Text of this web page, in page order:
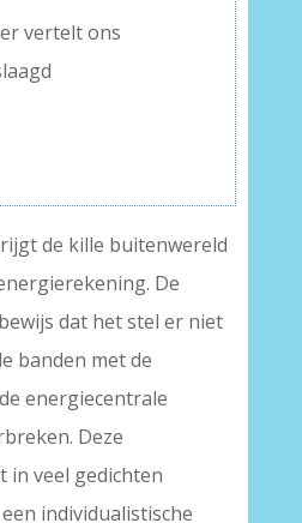
vertelt ons
de kille buitenwereld
De
dat het stel er niet
banden met de
energiecentrale
Deze
in veel gedichten
individualistische